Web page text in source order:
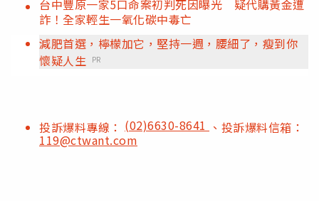
台中豐原一家5口命案初判死因曝光 疑代購黃金遭
詐！全家輕生一氧化碳中毒亡
減肥首選，檸檬加它，堅持一週，腰細了，瘦到你
懷疑人生 PR
投訴爆料專線： (02)6630-8641 、投訴爆料信箱：
119@ctwant.com